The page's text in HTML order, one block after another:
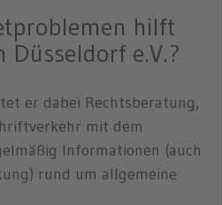
hilft
Düsseldorf e.V.?
er dabei Rechtsberatung,
mit dem
Informationen (auch
rund um allgemeine